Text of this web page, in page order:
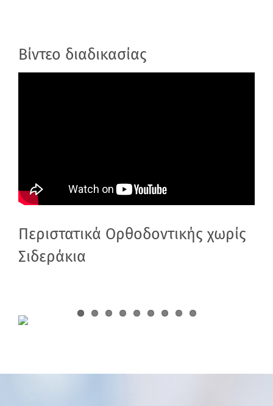
Βίντεο διαδικασίας
Περιστατικά Ορθοδοντικής χωρίς
Σιδεράκια